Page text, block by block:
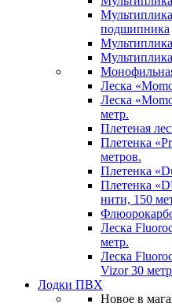
подшипника
Леска
Леска
метр.
Плетеная
Плетенка
метров.
Плетенка
Плетенка
нити, 150
Леска
метр.
Леска
Vizor 30
Лодки ПВХ
Новое в